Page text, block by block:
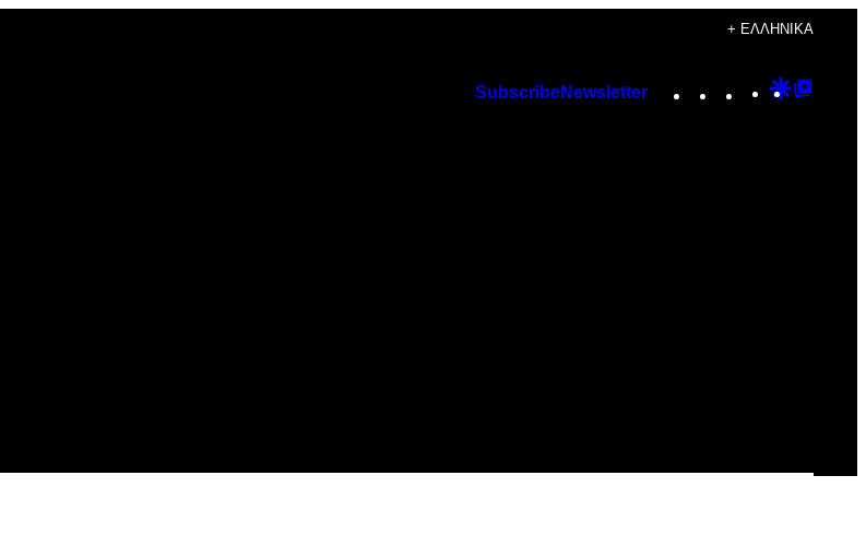
+ ΕΛΛΗΝΙΚΆ
SubscribeNewsletter Instagram
TikTok
YouTube
Google